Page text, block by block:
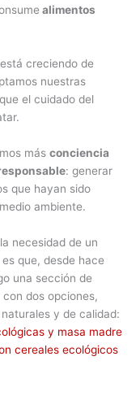
alimentos
está creciendo de
nuestras
el cuidado del
más conciencia
: generar
que hayan sido
ambiente.
necesidad de un
que, desde hace
una sección de
dos opciones,
y de calidad:
y masa madre
cereales ecológicos